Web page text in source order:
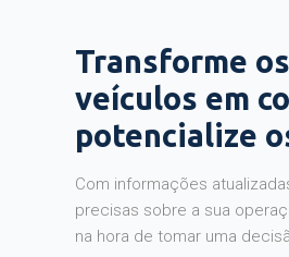
Transforme
veículos em
potencialize
Com informações
precisas sobre a sua
na hora de tomar uma